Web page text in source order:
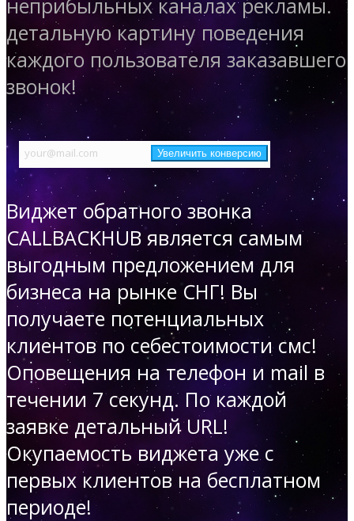
неприбыльных каналах рекламы.
детальную картину поведения
каждого пользователя заказавшего
звонок!
Виджет обратного звонка
CALLBACKHUB является самым
выгодным предложением для
бизнеса на рынке СНГ! Вы
получаете потенциальных
клиентов по себестоимости смс!
Оповещения на телефон и mail в
течении 7 секунд. По каждой
заявке детальный URL!
Окупаемость виджета уже с
первых клиентов на бесплатном
периоде!